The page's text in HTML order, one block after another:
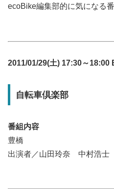
ecoBike編集部的に気になる
2011/01/29(土) 17:30～18:00
自転車倶楽部
番組内容
豊橋
出演者／山田玲奈 中村浩士